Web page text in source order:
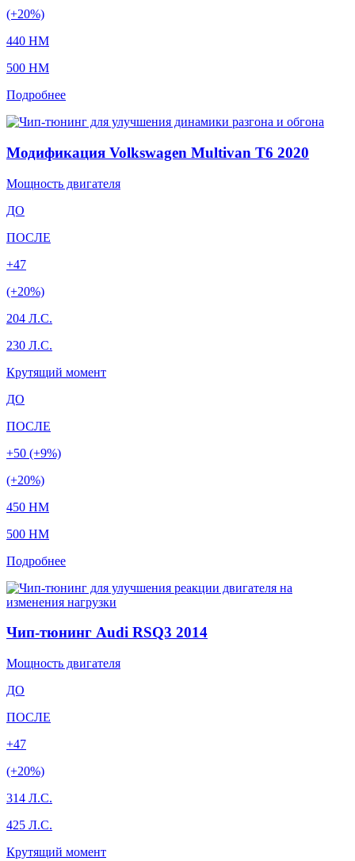
(+20%)
440 HM
500 HM
Подробнее
Модификация Volkswagen Multivan T6 2020
Мощность двигателя
ДО
ПОСЛЕ
+47
(+20%)
204 Л.С.
230 Л.С.
Крутящий момент
ДО
ПОСЛЕ
+50 (+9%)
(+20%)
450 HM
500 HM
Подробнее
Чип-тюнинг Audi RSQ3 2014
Мощность двигателя
ДО
ПОСЛЕ
+47
(+20%)
314 Л.С.
425 Л.С.
Крутящий момент